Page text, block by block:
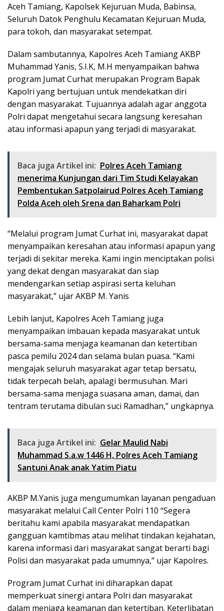
Aceh Tamiang, Kapolsek Kejuruan Muda, Babinsa,
Seluruh Datok Penghulu Kecamatan Kejuruan Muda,
para tokoh, dan masyarakat setempat.
Dalam sambutannya, Kapolres Aceh Tamiang AKBP
Muhammad Yanis, S.I.K, M.H menyampaikan bahwa
program Jumat Curhat merupakan Program Bapak
Kapolri yang bertujuan untuk mendekatkan diri
dengan masyarakat. Tujuannya adalah agar anggota
Polri dapat mengetahui secara langsung keresahan
atau informasi apapun yang terjadi di masyarakat.
Baca juga Artikel ini: Polres Aceh Tamiang
menerima Kunjungan dari Tim Studi Kelayakan
Pembentukan Satpolairud Polres Aceh Tamiang
Polda Aceh oleh Srena dan Baharkam Polri
“Melalui program Jumat Curhat ini, masyarakat dapat
menyampaikan keresahan atau informasi apapun yang
terjadi di sekitar mereka. Kami ingin menciptakan polisi
yang dekat dengan masyarakat dan siap
mendengarkan setiap aspirasi serta keluhan
masyarakat,” ujar AKBP M. Yanis
Lebih lanjut, Kapolres Aceh Tamiang juga
menyampaikan imbauan kepada masyarakat untuk
bersama-sama menjaga keamanan dan ketertiban
pasca pemilu 2024 dan selama bulan puasa. “Kami
mengajak seluruh masyarakat agar tetap bersatu,
tidak terpecah belah, apalagi bermusuhan. Mari
bersama-sama menjaga suasana aman, damai, dan
tentram terutama dibulan suci Ramadhan,” ungkapnya.
Baca juga Artikel ini: Gelar Maulid Nabi
Muhammad S.a.w 1446 H, Polres Aceh Tamiang
Santuni Anak anak Yatim Piatu
AKBP M.Yanis juga mengumumkan layanan pengaduan
masyarakat melalui Call Center Polri 110 “Segera
beritahu kami apabila masyarakat mendapatkan
gangguan kamtibmas atau melihat tindakan kejahatan,
karena informasi dari masyarakat sangat berarti bagi
Polisi dan masyarakat pada umumnya,” ujar Kapolres.
Program Jumat Curhat ini diharapkan dapat
memperkuat sinergi antara Polri dan masyarakat
dalam menjaga keamanan dan ketertiban. Keterlibatan